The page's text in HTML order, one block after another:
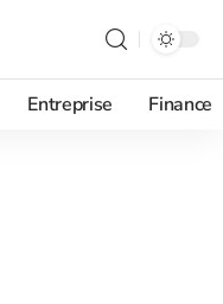
Entreprise Finance